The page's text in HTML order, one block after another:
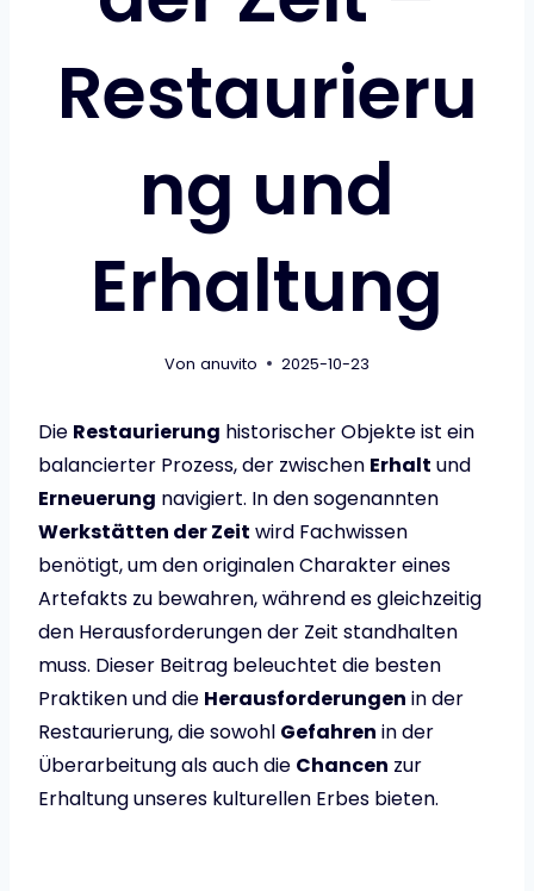
Restaurieru
ng und
Erhaltung
Von anuvito 2025-10-23
Die Restaurierung historischer Objekte ist ein
balancierter Prozess, der zwischen Erhalt und
Erneuerung navigiert. In den sogenannten
Werkstätten der Zeit wird Fachwissen
benötigt, um den originalen Charakter eines
Artefakts zu bewahren, während es gleichzeitig
den Herausforderungen der Zeit standhalten
muss. Dieser Beitrag beleuchtet die besten
Praktiken und die Herausforderungen in der
Restaurierung, die sowohl Gefahren in der
Überarbeitung als auch die Chancen zur
Erhaltung unseres kulturellen Erbes bieten.